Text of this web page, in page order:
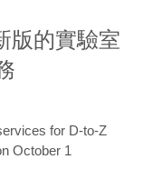
版的實驗室
for D-to-Z
October 1